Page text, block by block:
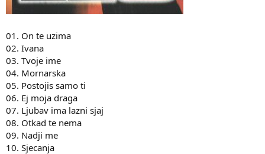
01. On te uzima
02. Ivana
03. Tvoje ime
04. Mornarska
05. Postojis samo ti
06. Ej moja draga
07. Ljubav ima lazni sjaj
08. Otkad te nema
09. Nadji me
10. Sjecanja